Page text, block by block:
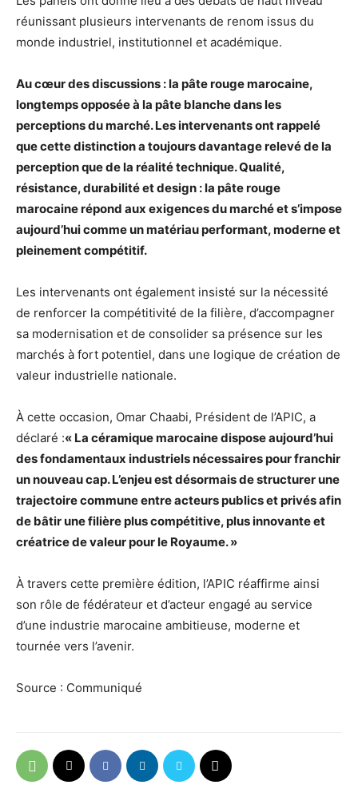
réunissant plusieurs intervenants de renom issus du
monde industriel, institutionnel et académique.
Au cœur des discussions : la pâte rouge marocaine,
longtemps opposée à la pâte blanche dans les
perceptions du marché. Les intervenants ont rappelé
que cette distinction a toujours davantage relevé de la
perception que de la réalité technique. Qualité,
résistance, durabilité et design : la pâte rouge
marocaine répond aux exigences du marché et s’impose
aujourd’hui comme un matériau performant, moderne et
pleinement compétitif.
Les intervenants ont également insisté sur la nécessité
de renforcer la compétitivité de la filière, d’accompagner
sa modernisation et de consolider sa présence sur les
marchés à fort potentiel, dans une logique de création de
valeur industrielle nationale.
À cette occasion, Omar Chaabi, Président de l’APIC, a
déclaré :« La céramique marocaine dispose aujourd’hui
des fondamentaux industriels nécessaires pour franchir
un nouveau cap. L’enjeu est désormais de structurer une
trajectoire commune entre acteurs publics et privés afin
de bâtir une filière plus compétitive, plus innovante et
créatrice de valeur pour le Royaume. »
À travers cette première édition, l’APIC réaffirme ainsi
son rôle de fédérateur et d’acteur engagé au service
d’une industrie marocaine ambitieuse, moderne et
tournée vers l’avenir.
Source : Communiqué